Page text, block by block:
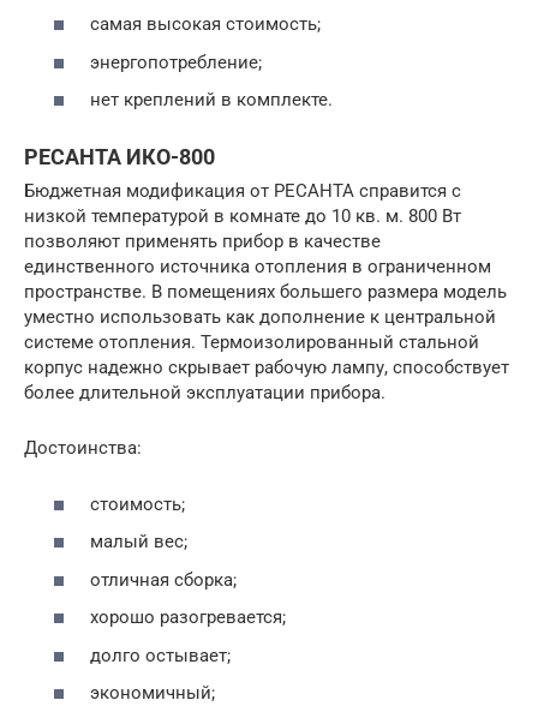
самая высокая стоимость;
энергопотребление;
нет креплений в комплекте.
РЕСАНТА ИКО-800
Бюджетная модификация от РЕСАНТА справится с
низкой температурой в комнате до 10 кв. м. 800 Вт
позволяют применять прибор в качестве
единственного источника отопления в ограниченном
пространстве. В помещениях большего размера модель
уместно использовать как дополнение к центральной
системе отопления. Термоизолированный стальной
корпус надежно скрывает рабочую лампу, способствует
более длительной эксплуатации прибора.
Достоинства:
стоимость;
малый вес;
отличная сборка;
хорошо разогревается;
долго остывает;
экономичный;